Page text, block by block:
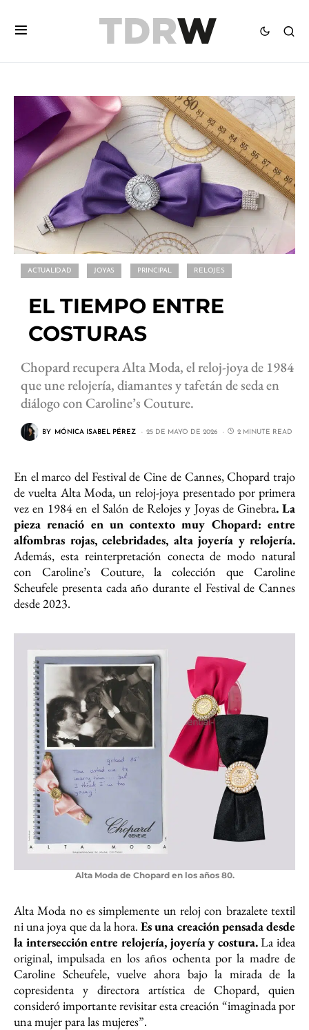
ACTUALIDAD JOYAS PRINCIPAL RELOJES
EL TIEMPO ENTRE
COSTURAS
Chopard recupera Alta Moda, el reloj-joya de 1984
que une relojería, diamantes y tafetán de seda en
diálogo con Caroline’s Couture.
BY MÓNICA ISABEL PÉREZ 25 DE MAYO DE 2026 2 MINUTE READ
En el marco del Festival de Cine de Cannes, Chopard trajo
de vuelta Alta Moda, un reloj-joya presentado por primera
vez en 1984 en el Salón de Relojes y Joyas de Ginebra. La
pieza renació en un contexto muy Chopard: entre
alfombras rojas, celebridades, alta joyería y relojería.
Además, esta reinterpretación conecta de modo natural
con Caroline’s Couture, la colección que Caroline
Scheufele presenta cada año durante el Festival de Cannes
desde 2023.
Alta Moda de Chopard en los años 80.
Alta Moda no es simplemente un reloj con brazalete textil
ni una joya que da la hora.Es una creación pensada desde
la intersección entre relojería, joyería y costura.La idea
original, impulsada en los años ochenta por la madre de
Caroline Scheufele, vuelve ahora bajo la mirada de la
copresidenta y directora artística de Chopard, quien
consideró importante revisitar esta creación “imaginada por
una mujer para las mujeres”.